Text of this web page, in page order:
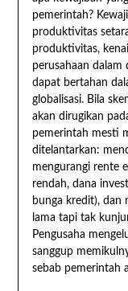
pemerintah?
produktivitas
produktivitas,
perusahaan dalam
dapat bertahan
globalisasi. Bila
akan dirugikan
pemerintah mesti
ditelantarkan:
mengurangi rente
rendah, dana
bunga kredit), dan
lama tapi tak
Pengusaha
sanggup
sebab pemerintah